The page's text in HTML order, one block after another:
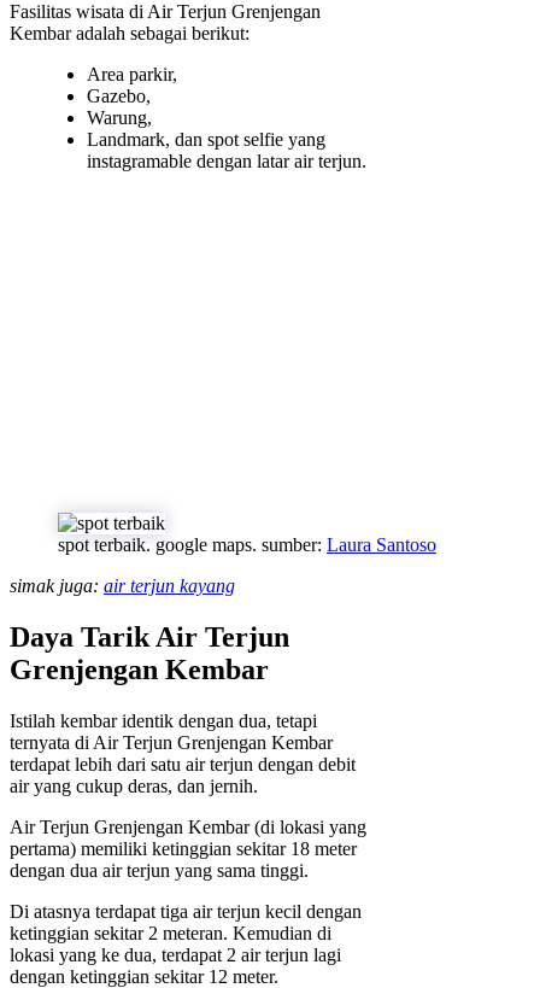
Fasilitas wisata di Air Terjun Grenjengan
Kembar adalah sebagai berikut:
Area parkir,
Gazebo,
Warung,
Landmark, dan spot selfie yang
instagramable dengan latar air terjun.
spot terbaik. google maps. sumber: Laura Santoso
simak juga: air terjun kayang
Daya Tarik Air Terjun
Grenjengan Kembar
Istilah kembar identik dengan dua, tetapi
ternyata di Air Terjun Grenjengan Kembar
terdapat lebih dari satu air terjun dengan debit
air yang cukup deras, dan jernih.
Air Terjun Grenjengan Kembar (di lokasi yang
pertama) memiliki ketinggian sekitar 18 meter
dengan dua air terjun yang sama tinggi.
Di atasnya terdapat tiga air terjun kecil dengan
ketinggian sekitar 2 meteran. Kemudian di
lokasi yang ke dua, terdapat 2 air terjun lagi
dengan ketinggian sekitar 12 meter.